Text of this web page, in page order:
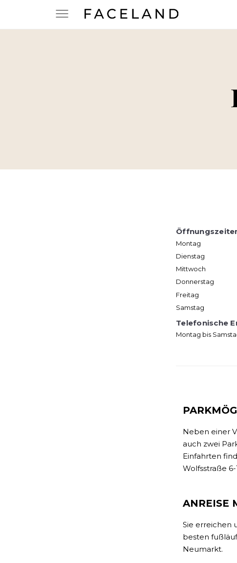
Montag
Dienstag
Mittwoch
Donnerstag
Freitag
Samstag
Telefonische
Montag bis
Neben einer
auch zwei
Einfahrten
Wolfsstraße 6-
ANREISE
Sie erreichen
besten
Neumarkt.